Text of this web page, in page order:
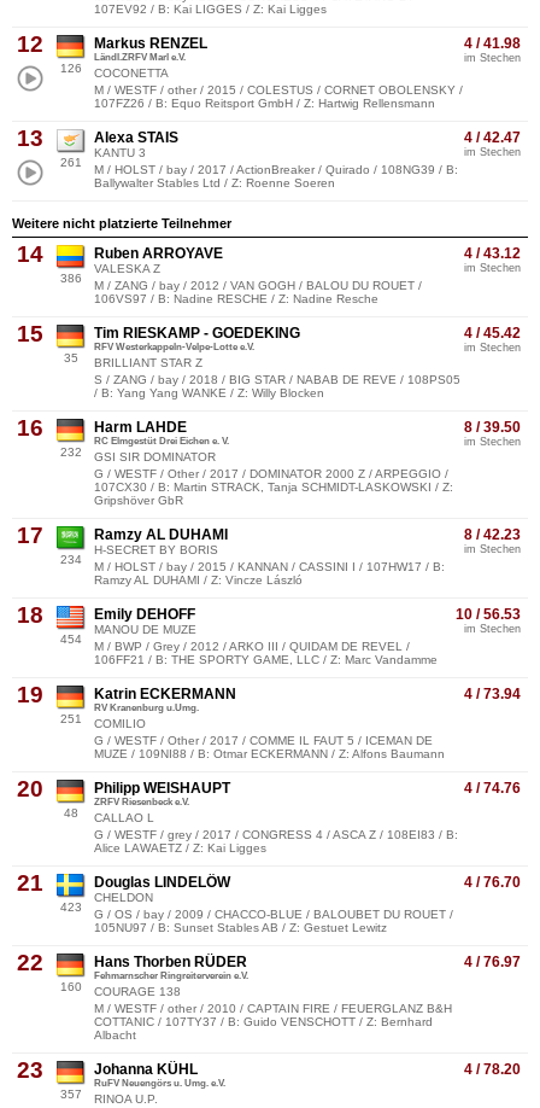
107EV92 / B: Kai LIGGES / Z: Kai Ligges
12
126
4 / 41.98
im Stechen
Markus RENZEL
Ländl.ZRFV Marl e.V.
COCONETTA
M / WESTF / other / 2015 / COLESTUS / CORNET OBOLENSKY /
107FZ26 / B: Equo Reitsport GmbH / Z: Hartwig Rellensmann
13
261
4 / 42.47
im Stechen
Alexa STAIS
KANTU 3
M / HOLST / bay / 2017 / ActionBreaker / Quirado / 108NG39 / B:
Ballywalter Stables Ltd / Z: Roenne Soeren
Weitere nicht platzierte Teilnehmer
14
386
4 / 43.12
im Stechen
Ruben ARROYAVE
VALESKA Z
M / ZANG / bay / 2012 / VAN GOGH / BALOU DU ROUET /
106VS97 / B: Nadine RESCHE / Z: Nadine Resche
15
35
4 / 45.42
im Stechen
Tim RIESKAMP - GOEDEKING
RFV Westerkappeln-Velpe-Lotte e.V.
BRILLIANT STAR Z
S / ZANG / bay / 2018 / BIG STAR / NABAB DE REVE / 108PS05
/ B: Yang Yang WANKE / Z: Willy Blocken
16
232
8 / 39.50
im Stechen
Harm LAHDE
RC Elmgestüt Drei Eichen e. V.
GSI SIR DOMINATOR
G / WESTF / Other / 2017 / DOMINATOR 2000 Z / ARPEGGIO /
107CX30 / B: Martin STRACK, Tanja SCHMIDT-LASKOWSKI / Z:
Gripshöver GbR
17
234
8 / 42.23
im Stechen
Ramzy AL DUHAMI
H-SECRET BY BORIS
M / HOLST / bay / 2015 / KANNAN / CASSINI I / 107HW17 / B:
Ramzy AL DUHAMI / Z: Vincze László
18
454
10 / 56.53
im Stechen
Emily DEHOFF
MANOU DE MUZE
M / BWP / Grey / 2012 / ARKO III / QUIDAM DE REVEL /
106FF21 / B: THE SPORTY GAME, LLC / Z: Marc Vandamme
19
251
4 / 73.94
Katrin ECKERMANN
RV Kranenburg u.Umg.
COMILIO
G / WESTF / Other / 2017 / COMME IL FAUT 5 / ICEMAN DE
MUZE / 109NI88 / B: Otmar ECKERMANN / Z: Alfons Baumann
20
48
4 / 74.76
Philipp WEISHAUPT
ZRFV Riesenbeck e.V.
CALLAO L
G / WESTF / grey / 2017 / CONGRESS 4 / ASCA Z / 108EI83 / B:
Alice LAWAETZ / Z: Kai Ligges
21
423
4 / 76.70
Douglas LINDELÖW
CHELDON
G / OS / bay / 2009 / CHACCO-BLUE / BALOUBET DU ROUET /
105NU97 / B: Sunset Stables AB / Z: Gestuet Lewitz
22
160
4 / 76.97
Hans Thorben RÜDER
Fehmarnscher Ringreiterverein e.V.
COURAGE 138
M / WESTF / other / 2010 / CAPTAIN FIRE / FEUERGLANZ B&H
COTTANIC / 107TY37 / B: Guido VENSCHOTT / Z: Bernhard
Albacht
23
357
4 / 78.20
Johanna KÜHL
RuFV Neuengörs u. Umg. e.V.
RINOA U.P.